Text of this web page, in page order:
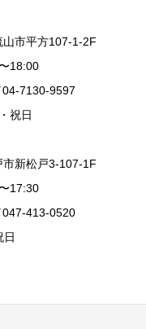
山市平方107-1-2F
18:00
7130-9597
祝日
市新松戸3-107-1F
17:30
413-0520
日